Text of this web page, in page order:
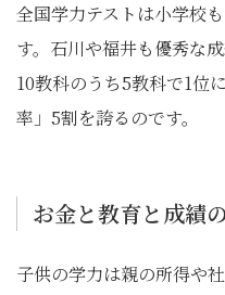
全国学力テストは小学校
す。石川や福井も優秀な
10教科のうち5教科で1位
率」5割を誇るのです。
お金と教育と成績
子供の学力は親の所得や